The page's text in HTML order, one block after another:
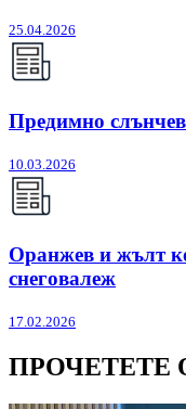
25.04.2026
Предимно
10.03.2026
Оранжев и жълт
снеговалеж
17.02.2026
ПРОЧЕТЕТЕ